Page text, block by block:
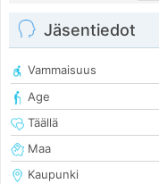
Jäsentiedot
Vammaisuus
Age
Täällä
Maa
Kaupunki